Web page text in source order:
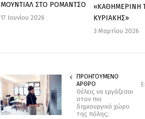
ΜΟΥΝΤΙΑΛ ΣΤΟ ΡΟΜΑΝΤΣΟ
17 Ιουνίου 2026
«ΚΑΘΗΜΕΡΙΝΗ
ΚΥΡΙΑΚΗΣ»
3 Μαρτίου 2026
ΠΡΟΗΓΟΥΜΕΝΟ
ΑΡΘΡΟ
Θέλεις να εργάζεσαι
στον πιο
δημιουργικό χώρο
της πόλης;